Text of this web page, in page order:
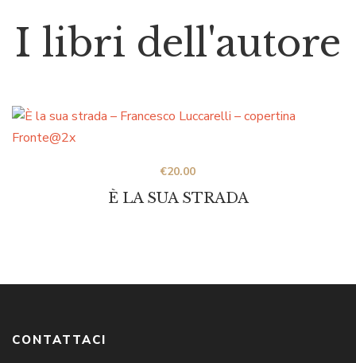
I libri dell'autore
È LA SUA STRADA
€20.00
CONTATTACI